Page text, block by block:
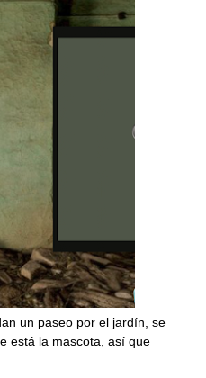
un paseo por el jardín, se
está la mascota, así que